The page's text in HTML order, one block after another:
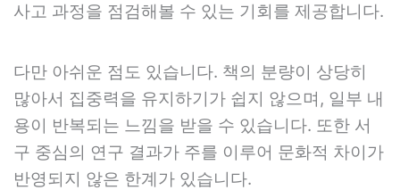
사고 과정을 점검해볼 수 있는 기회를 제공합니다.
다만 아쉬운 점도 있습니다. 책의 분량이 상당히
많아서 집중력을 유지하기가 쉽지 않으며, 일부 내
용이 반복되는 느낌을 받을 수 있습니다. 또한 서
구 중심의 연구 결과가 주를 이루어 문화적 차이가
반영되지 않은 한계가 있습니다.